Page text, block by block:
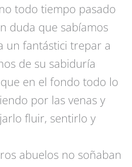
todo tiempo pasado
duda que sabíamos
un fantástici trepar a
de su sabiduría
en el fondo todo lo
por las venas y
fluir, sentirlo y
abuelos no soñaban